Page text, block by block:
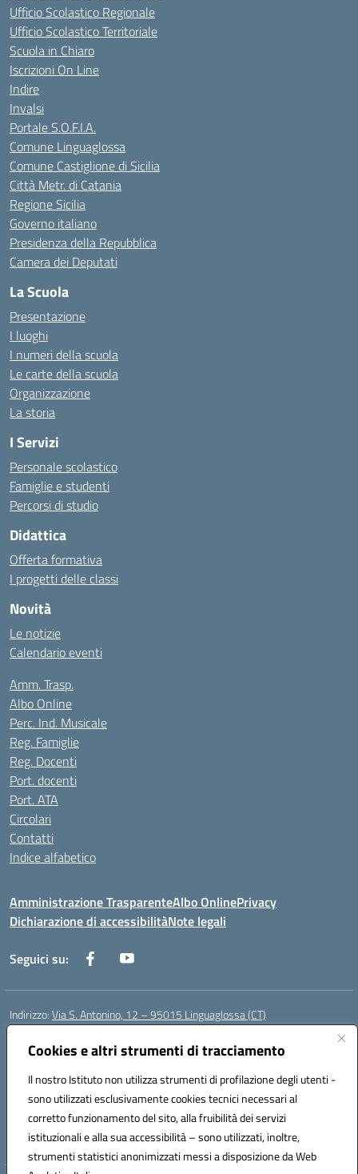
Cookies e altri strumenti di tracciamento
Il nostro Istituto non utilizza strumenti di profilazione degli utenti -
sono utilizzati esclusivamente cookies tecnici necessari al
corretto funzionamento del sito, alla fruibilità dei servizi
istituzionali e alla sua accessibilità – sono utilizzati, inoltre,
strumenti statistici anonimizzati messi a disposizione da Web
Ufficio Scolastico Regionale
Ufficio Scolastico Territoriale
Scuola in Chiaro
Iscrizioni On Line
Indire
Invalsi
Portale S.O.F.I.A.
Comune Linguaglossa
Comune Castiglione di Sicilia
Città Metr. di Catania
Regione Sicilia
Governo italiano
Presidenza della Repubblica
Camera dei Deputati
La Scuola
Presentazione
I luoghi
I numeri della scuola
Le carte della scuola
Organizzazione
La storia
I Servizi
Personale scolastico
Famiglie e studenti
Percorsi di studio
Didattica
Offerta formativa
I progetti delle classi
Novità
Le notizie
Calendario eventi
Amm. Trasp.
Albo Online
Perc. Ind. Musicale
Reg. Famiglie
Reg. Docenti
Port. docenti
Port. ATA
Circolari
Contatti
Indice alfabetico
Amministrazione TrasparenteAlbo OnlinePrivacy
Dichiarazione di accessibilitàNote legali
Seguici su:
Indirizzo:Via S. Antonino, 12 – 95015 Linguaglossa (CT)
Centralino:
Posta elettronica certificata (PEC):ctic83200r@pec.istruzione.it
Codice fiscale: 83002470876
Codice meccanografico:CTIC83200R
Codice Indice delle Pubbliche Amministrazioni (IPA): istsc_CTIC83200R
Codice unico di fatturazione (CUF): UF7TEB